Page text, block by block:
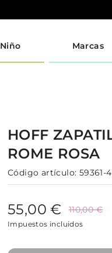
Niño Marcas
HOFF
ROME ROSA
Código artículo: 59361-
55,00 € 110,00 €
Impuestos incluidos